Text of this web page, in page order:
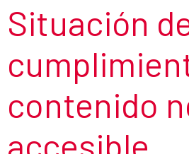
Situación
contenido
accesible